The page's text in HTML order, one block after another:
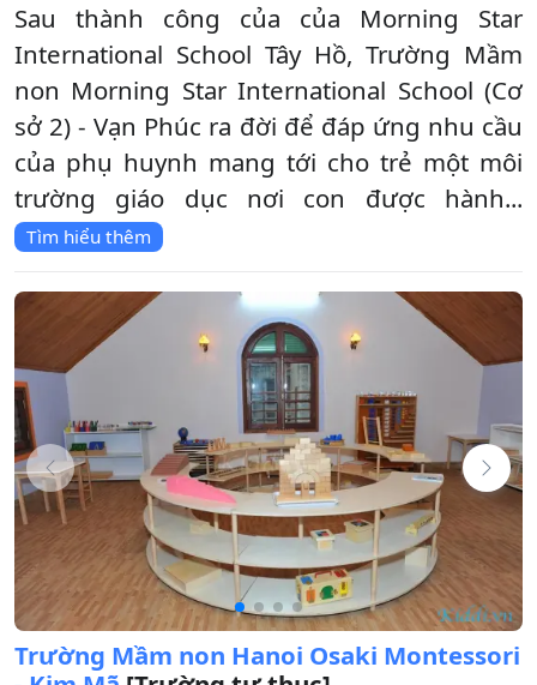
Sau thành công của của Morning Star
International School Tây Hồ, Trường Mầm
non Morning Star International School (Cơ
sở 2) - Vạn Phúc ra đời để đáp ứng nhu cầu
của phụ huynh mang tới cho trẻ một môi
trường giáo dục nơi con được hành...
Tìm hiểu thêm
Trường Mầm non Hanoi Osaki Montessori